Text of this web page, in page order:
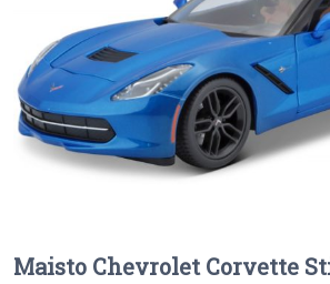
Maisto Chevrolet Corvette